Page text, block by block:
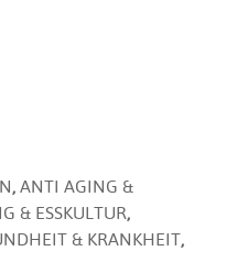
, ANTI AGING &
& ESSKULTUR,
& KRANKHEIT,